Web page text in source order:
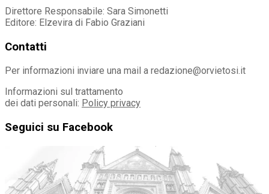
Direttore Responsabile: Sara Simonetti
Editore: Elzevira di Fabio Graziani
Contatti
Per informazioni inviare una mail a redazione@orvietosi.it
Informazioni sul trattamento
dei dati personali: Policy privacy
Seguici su Facebook